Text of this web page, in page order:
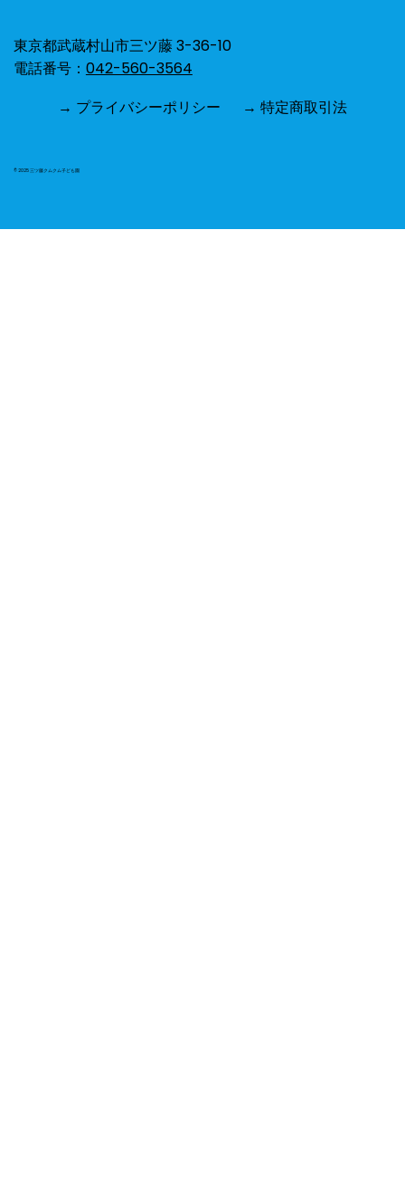
ひよこ組⭐︎お散歩🐥🌻
東京都武蔵村山市三ツ藤 3-36-10
電話番号： 042-560-3564
→ プライバシーポリシー
→ 特定商取引法
© 2025 三ツ藤クムクム子ども園